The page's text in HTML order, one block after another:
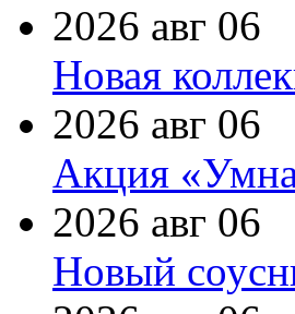
2026 авг 06
Новая
2026 авг 06
Акция
2026 авг 06
Новый